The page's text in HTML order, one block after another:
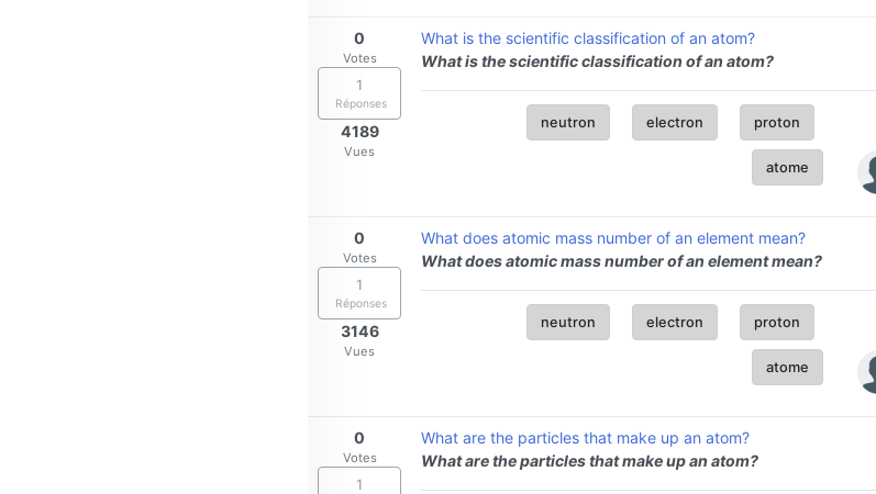
0
Votes
1
Réponses
4189
Vues
What is the scientific classification of an atom?
What is the scientific classification of an atom?
neutron electron proton
atome
0
Votes
1
Réponses
3146
Vues
What does atomic mass number of an element mean?
What does atomic mass number of an element mean?
neutron electron proton
atome
0
Votes
1
What are the particles that make up an atom?
What are the particles that make up an atom?